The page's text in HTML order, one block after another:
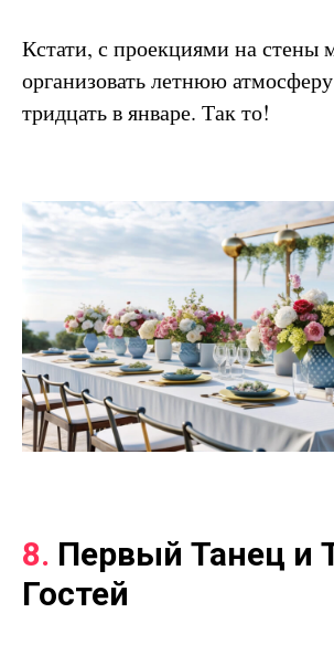
Кстати, с проекциями на стены
организовать летнюю
тридцать в январе. Так то!
8. Первый Танец и
Гостей